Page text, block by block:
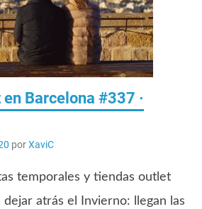
Barcelona #337 ·
porXaviC
temporales y tiendas outlet
atrás el Invierno: llegan las